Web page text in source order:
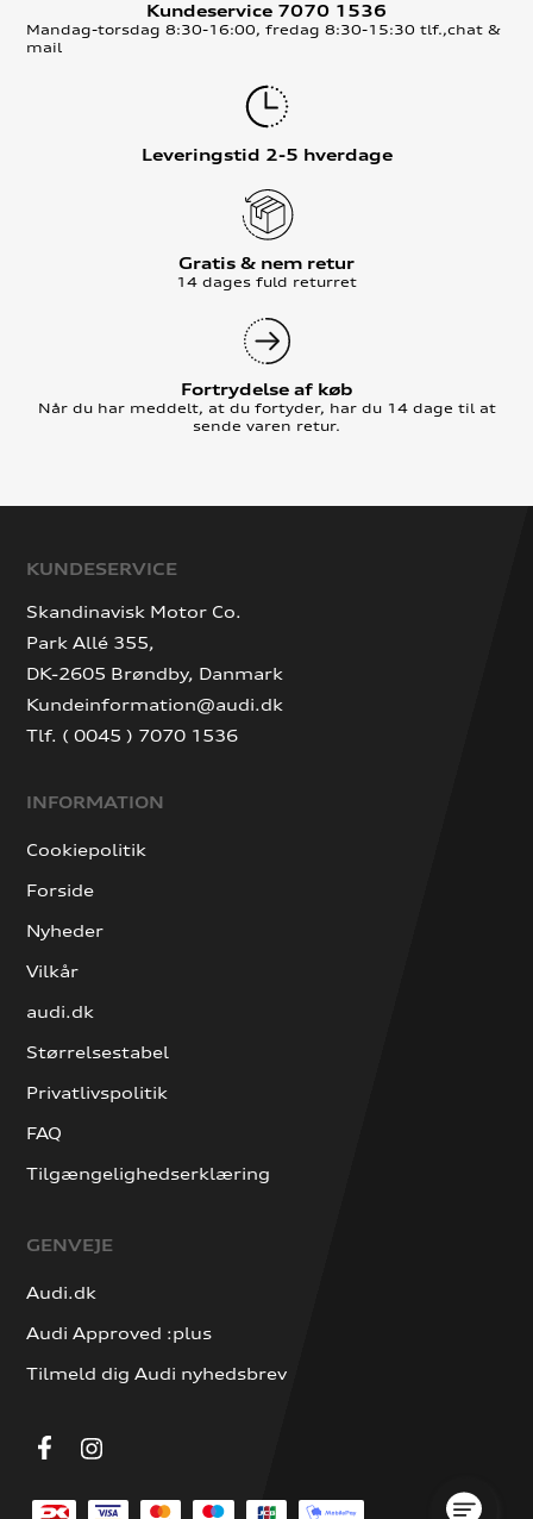
Kundeservice 7070 1536
Mandag-torsdag 8:30-16:00, fredag 8:30-15:30 tlf.,chat &
mail
Leveringstid 2-5 hverdage
Gratis & nem retur
14 dages fuld returret
Fortrydelse af køb
Når du har meddelt, at du fortyder, har du 14 dage til at
sende varen retur.
KUNDESERVICE
Skandinavisk Motor Co.
Park Allé 355,
DK-2605 Brøndby, Danmark
Kundeinformation@audi.dk
Tlf. ( 0045 ) 7070 1536
INFORMATION
Cookiepolitik
Forside
Nyheder
Vilkår
audi.dk
Størrelsestabel
Privatlivspolitik
FAQ
Tilgængelighedserklæring
GENVEJE
Audi.dk
Audi Approved :plus
Tilmeld dig Audi nyhedsbrev